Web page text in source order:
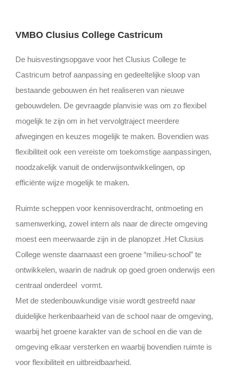
VMBO Clusius College Castricum
De huisvestingsopgave voor het Clusius College te
Castricum betrof aanpassing en gedeeltelijke sloop van
bestaande gebouwen én het realiseren van nieuwe
gebouwdelen. De gevraagde planvisie was om zo flexibel
mogelijk te zijn om in het vervolgtraject meerdere
afwegingen en keuzes mogelijk te maken. Bovendien was
flexibiliteit ook een vereiste om toekomstige aanpassingen,
noodzakelijk vanuit de onderwijsontwikkelingen, op
efficiënte wijze mogelijk te maken.
Ruimte scheppen voor kennisoverdracht, ontmoeting en
samenwerking, zowel intern als naar de directe omgeving
moest een meerwaarde zijn in de planopzet .Het Clusius
College wenste daarnaast een groene “milieu-school” te
ontwikkelen, waarin de nadruk op goed groen onderwijs een
centraal onderdeel vormt.
Met de stedenbouwkundige visie wordt gestreefd naar
duidelijke herkenbaarheid van de school naar de omgeving,
waarbij het groene karakter van de school en die van de
omgeving elkaar versterken en waarbij bovendien ruimte is
voor flexibiliteit en uitbreidbaarheid.